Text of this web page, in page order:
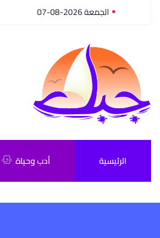
الجمعة 2026-08-07
الرئيسية أدب وحياة